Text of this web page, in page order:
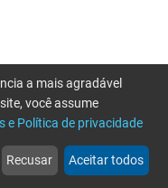
web
Notícias
more_horiz
Mais
a mais agradável
você assume
e Política de privacidade
Recusar Aceitar todos
novamente